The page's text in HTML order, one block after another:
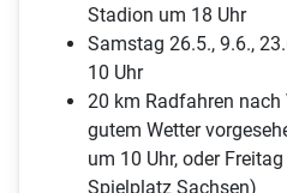
Stadion um 18 Uhr
Samstag 26.5., 9.6.,
10 Uhr
20 km Radfahren nach
gutem Wetter
um 10 Uhr, oder
Spielplatz Sachsen)